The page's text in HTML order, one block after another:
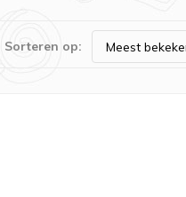
Sorteren op: